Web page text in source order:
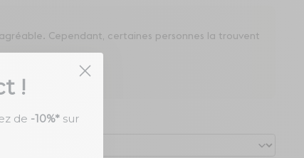
Cependant, certaines personnes la trouvent
!
de -10%* sur